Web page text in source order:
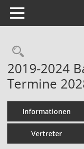
Toggle navigation
2019-2024
Termine
Informationen
Vertreter